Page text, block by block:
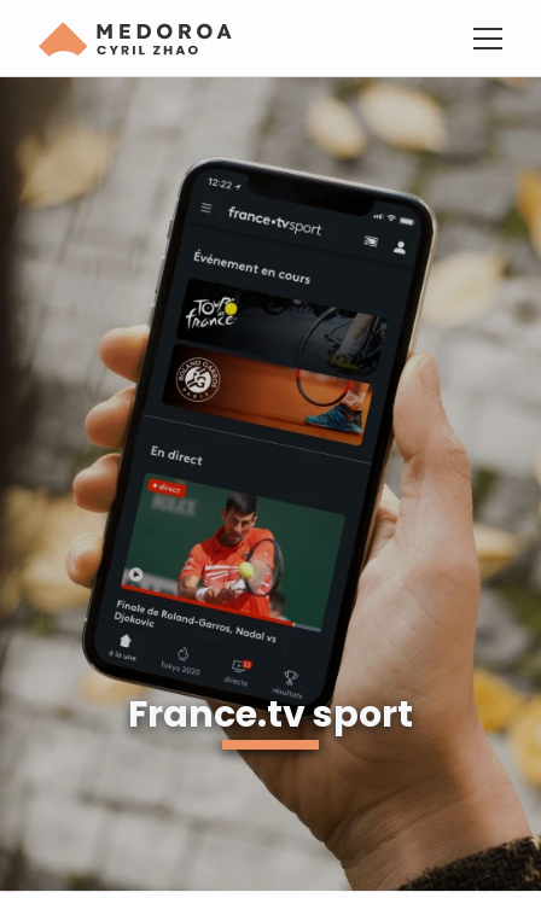
France.tv sport